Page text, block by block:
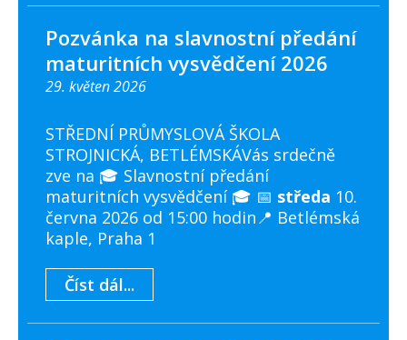
Pozvánka na slavnostní předání
maturitních vysvědčení 2026
29. květen 2026
STŘEDNÍ PRŮMYSLOVÁ ŠKOLA
STROJNICKÁ, BETLÉMSKÁVás srdečně
zve na 🎓 Slavnostní předání
maturitních vysvědčení 🎓 📅 středa 10.
června 2026 od 15:00 hodin📍 Betlémská
kaple, Praha 1
Číst dál...